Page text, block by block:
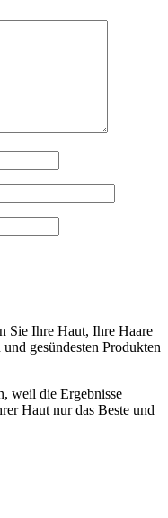
Sie Ihre Haut, Ihre Haare
gesündesten Produkten
weil die Ergebnisse
Haut nur das Beste und